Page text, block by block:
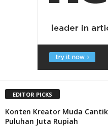
EDITOR PICKS
Konten Kreator Muda
Puluhan Juta Rupiah